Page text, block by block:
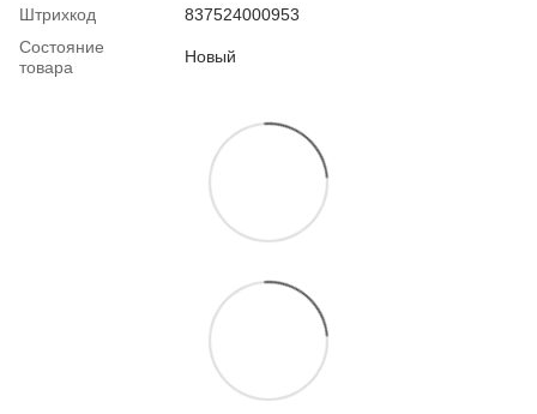
Штрихкод
837524000953
Состояние
товара
Новый